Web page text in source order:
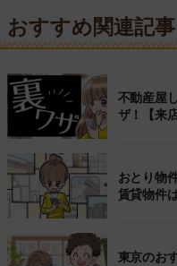
おすすめ関連記事
不動産屋
ザ！【来
おとり物
賃貸物件
東京のお